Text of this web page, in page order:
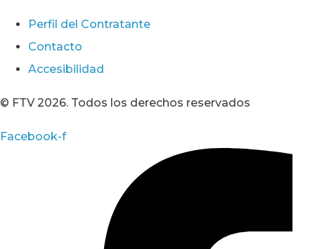
Perfil del Contratante
Contacto
Accesibilidad
© FTV 2026. Todos los derechos reservados
Facebook-f